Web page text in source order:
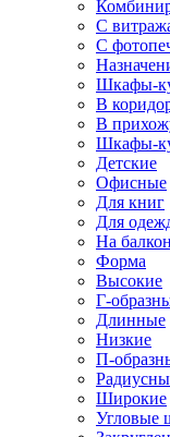
С
С
Шкафы-
В
В
Шкафы-
Детские
Офисные
Для книг
Для
На балкон
Форма
Высокие
Г-
Длинные
Низкие
П-
Широкие
Угловые